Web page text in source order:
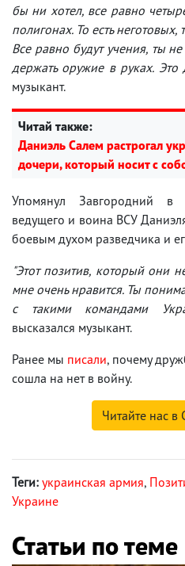
бы ни хотел, все равно
полигонах. То есть
Все равно будут учения, ты
держать оружие в руках. Это
музыкант.
Читай также:
Даниэль Салем растрогал
дочери, который носит с
Упомянул Завгородний в
ведущего и воина ВСУ
боевым духом разведчика и
"Этот позитив, который они
мне очень нравится. Ты
с такими командами
высказался музыкант.
Ранее мы писали, почему
сошла на нет в войну.
Читайте нас в
Теги: украинская армия,
Украине
Статьи по теме